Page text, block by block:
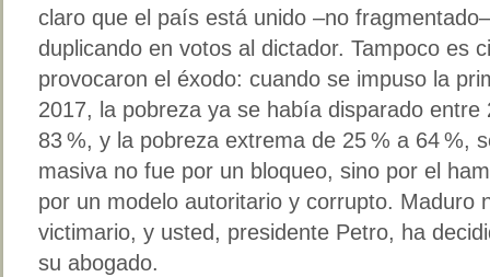
claro que el país está unido –no
duplicando en votos al dictador. Tampoco es
provocaron el éxodo: cuando se impuso la
2017, la pobreza ya se había disparado entre
83 %, y la pobreza extrema de 25 % a 64 %,
masiva no fue por un bloqueo, sino por el
por un modelo autoritario y corrupto. Maduro
victimario, y usted, presidente Petro, ha
su abogado.